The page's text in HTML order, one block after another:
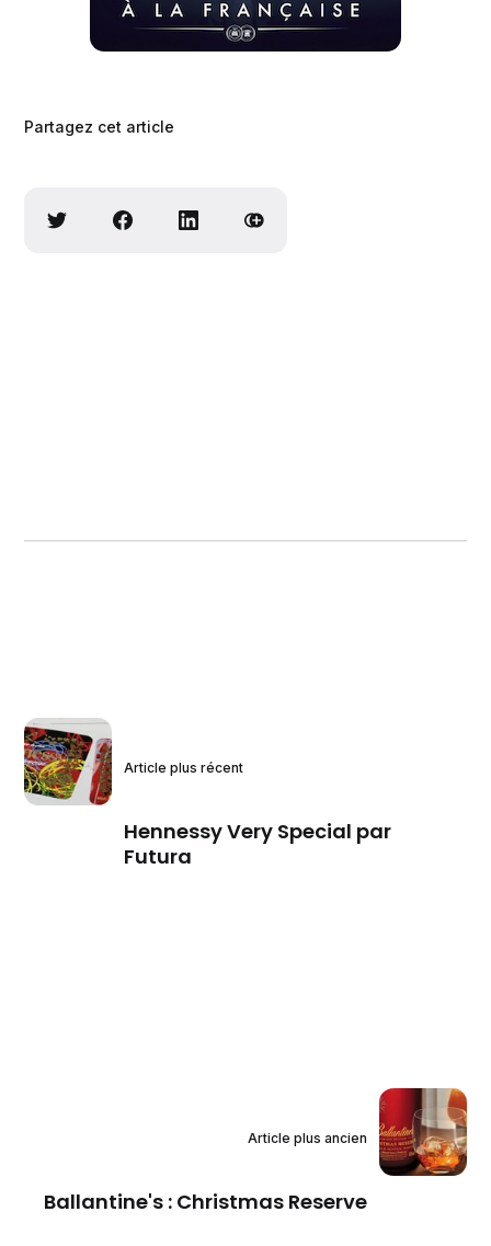
Partagez cet article
Article plus récent
Hennessy Very Special par
Futura
Article plus ancien
Ballantine's : Christmas Reserve